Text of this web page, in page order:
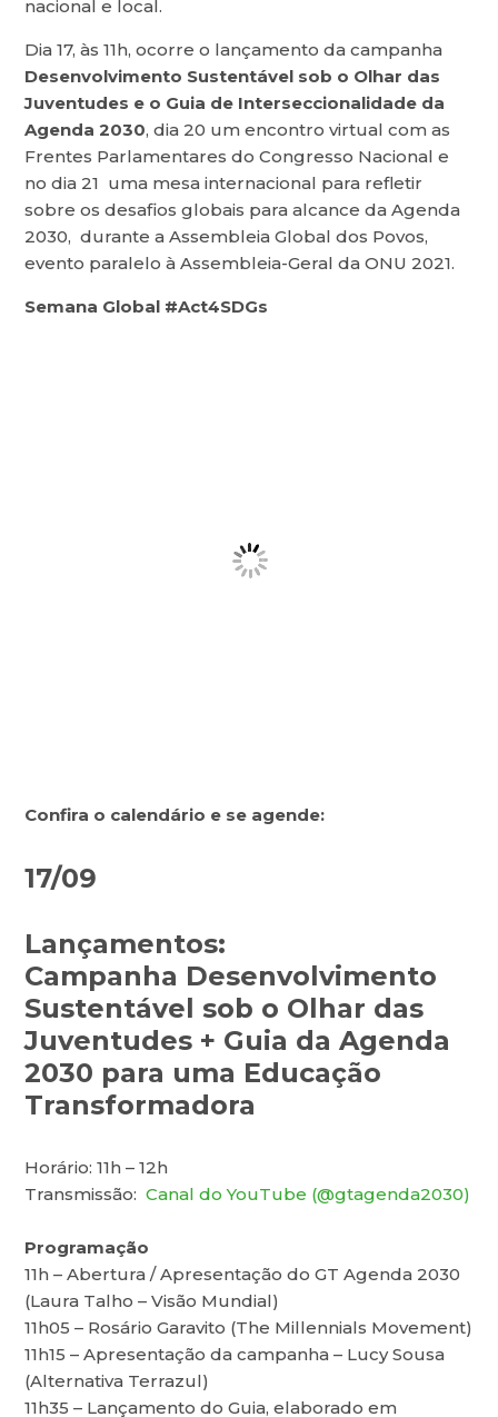
nacional e local.
Dia 17, às 11h, ocorre o lançamento da campanha
Desenvolvimento Sustentável sob o Olhar das
Juventudes e o Guia de Interseccionalidade da
Agenda 2030, dia 20 um encontro virtual com as
Frentes Parlamentares do Congresso Nacional e
no dia 21 uma mesa internacional para refletir
sobre os desafios globais para alcance da Agenda
2030, durante a Assembleia Global dos Povos,
evento paralelo à Assembleia-Geral da ONU 2021.
Semana Global #Act4SDGs
Confira o calendário e se agende:
17/09
Lançamentos:
Campanha Desenvolvimento
Sustentável sob o Olhar das
Juventudes + Guia da Agenda
2030 para uma Educação
Transformadora
Horário: 11h – 12h
Transmissão:Canal do YouTube (@gtagenda2030)
Programação
11h – Abertura / Apresentação do GT Agenda 2030
(Laura Talho – Visão Mundial)
11h05 – Rosário Garavito (The Millennials Movement)
11h15 – Apresentação da campanha – Lucy Sousa
(Alternativa Terrazul)
11h35 – Lançamento do Guia, elaborado em